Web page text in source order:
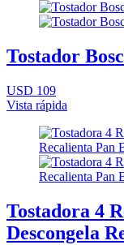
Tostador
USD 109
Vista rápida
Tostadora 4
Descongela